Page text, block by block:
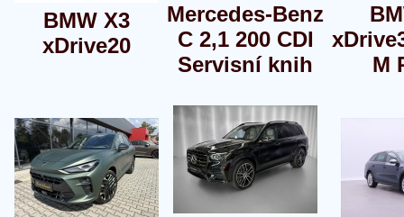
BMW X3
xDrive20
Mercedes-Benz
C 2,1 200 CDI
Servisní knih
M